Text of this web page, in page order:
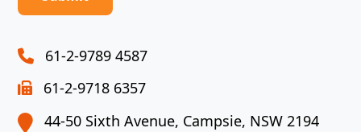
shown
the
image
to
continue.
61-2-9789 4587
61-2-9718 6357
44-50 Sixth Avenue, Campsie, NSW 2194